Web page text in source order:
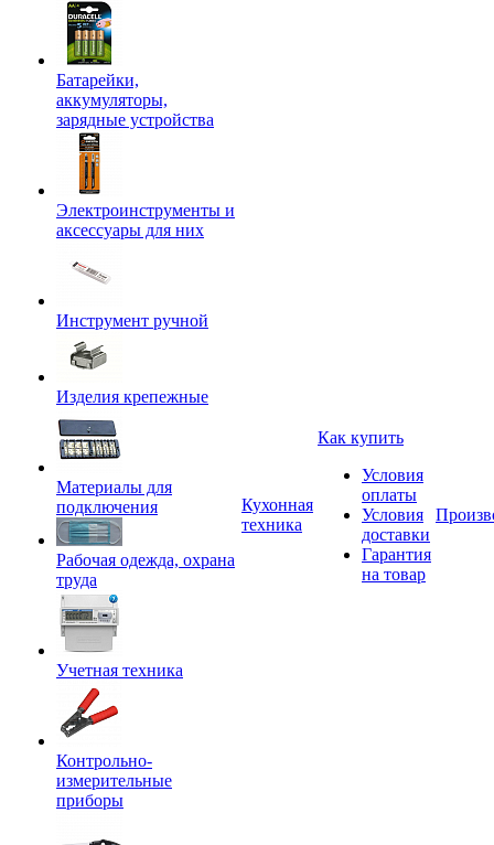
Батарейки,
аккумуляторы,
зарядные устройства
Электроинструменты и
аксессуары для них
Инструмент ручной
Изделия крепежные
Материалы для
подключения
Рабочая одежда, охрана
труда
Учетная техника
Контрольно-
измерительные
приборы
Кухонная
техника
Как купить
Условия
оплаты
Условия
доставки
Гарантия
на товар